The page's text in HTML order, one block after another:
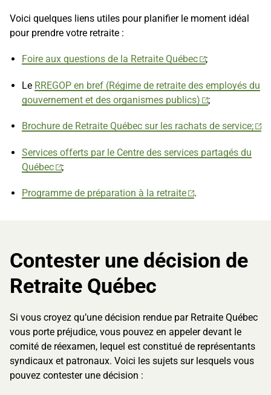
Voici quelques liens utiles pour planifier le moment idéal
pour prendre votre retraite :
Foire aux questions de la Retraite Québec ;
Le RREGOP en bref (Régime de retraite des employés du
gouvernement et des organismes publics)
;
Brochure de Retraite Québec sur les rachats de service;
Services offerts par le Centre des services partagés du
Québec
;
Programme de préparation à la retraite .
Contester une décision de
Retraite Québec
Si vous croyez qu’une décision rendue par Retraite Québec
vous porte préjudice, vous pouvez en appeler devant le
comité de réexamen, lequel est constitué de représentants
syndicaux et patronaux. Voici les sujets sur lesquels vous
pouvez contester une décision :